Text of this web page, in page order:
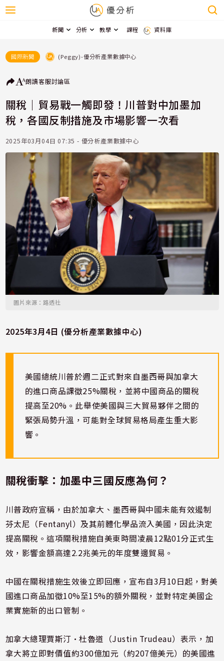
新聞 分析 教學 課程 資料庫
國際新聞 (Peggy)-優分析產業數據中心
朗讀客服討論區
關稅｜貿易戰一觸即發！川普對中加墨加
稅，各國反制措施及市場影響一次看
2025年03月04日 07:35 - 優分析產業數據中心
圖片來源：路透社
2025年3月4日 (優分析產業數據中心)
美國總統川普於週二正式對來自墨西哥與加拿大
的進口商品課徵25%關稅，並將中國商品的關稅
提高至20%。此舉使美國與三大貿易夥伴之間的
緊張局勢升溫，可能對全球貿易格局產生重大影
響。
關稅衝擊：加墨中三國反應為何？
川普政府宣稱，由於加拿大、墨西哥與中國未能有效遏制
芬太尼（Fentanyl）及其前體化學品流入美國，因此決定
提高關稅。這項關稅措施自美東時間凌晨12點01分正式生
效，影響金額高達2.2兆美元的年度雙邊貿易。
中國在關稅措施生效後立即回應，宣布自3月10日起，對美
國進口商品加徵10%至15%的額外關稅，並對特定美國企
業實施新的出口管制。
加拿大總理賈斯汀·杜魯道（Justin Trudeau）表示，加
拿大將立即對價值約300億加元（約207億美元）的美國進